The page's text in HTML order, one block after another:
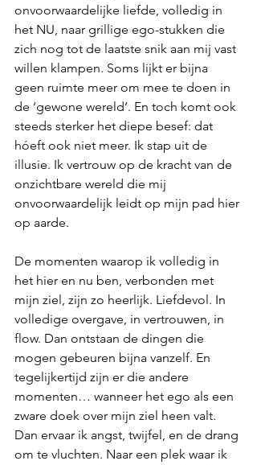
onvoorwaardelijke liefde, volledig in
het NU, naar grillige ego-stukken die
zich nog tot de laatste snik aan mij vast
willen klampen. Soms lijkt er bijna
geen ruimte meer om mee te doen in
de ‘gewone wereld’. En toch komt ook
steeds sterker het diepe besef: dat
hóeft ook niet meer. Ik stap uit de
illusie. Ik vertrouw op de kracht van de
onzichtbare wereld die mij
onvoorwaardelijk leidt op mijn pad hier
op aarde.
De momenten waarop ik volledig in
het hier en nu ben, verbonden met
mijn ziel, zijn zo heerlijk. Liefdevol. In
volledige overgave, in vertrouwen, in
flow. Dan ontstaan de dingen die
mogen gebeuren bijna vanzelf. En
tegelijkertijd zijn er die andere
momenten… wanneer het ego als een
zware doek over mijn ziel heen valt.
Dan ervaar ik angst, twijfel, en de drang
om te vluchten. Naar een plek waar ik